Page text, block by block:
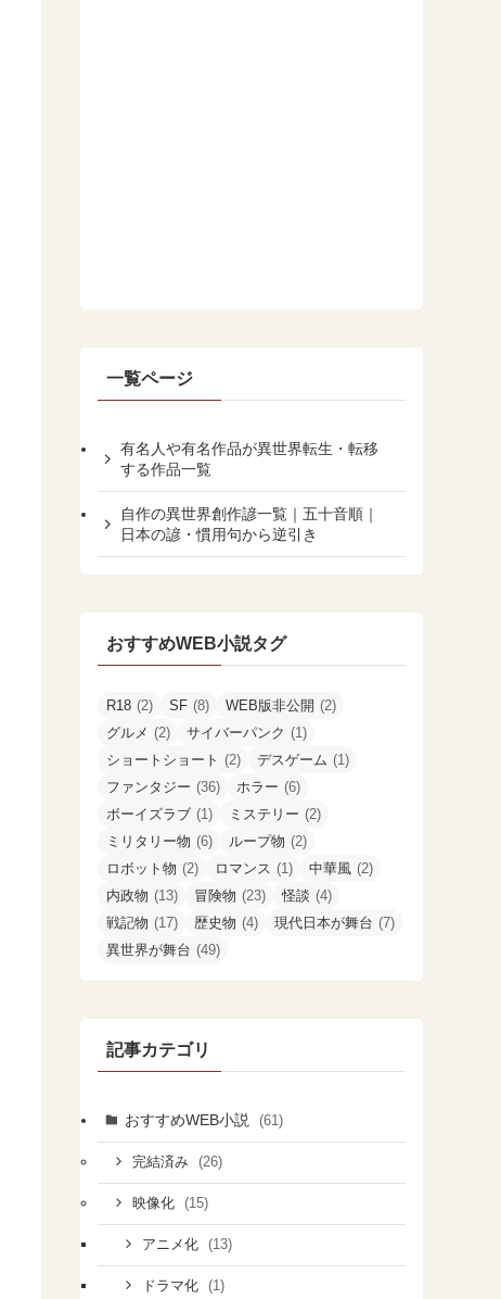
一覧ページ
有名人や有名作品が異世界転生・転移
する作品一覧
自作の異世界創作諺一覧｜五十音順｜
日本の諺・慣用句から逆引き
おすすめWEB小説タグ
R18 (2) SF (8) WEB版非公開 (2)
グルメ (2) サイバーパンク (1)
ショートショート (2) デスゲーム (1)
ファンタジー (36) ホラー (6)
ボーイズラブ (1) ミステリー (2)
ミリタリー物 (6) ループ物 (2)
ロボット物 (2) ロマンス (1) 中華風 (2)
内政物 (13) 冒険物 (23) 怪談 (4)
戦記物 (17) 歴史物 (4) 現代日本が舞台 (7)
異世界が舞台 (49)
記事カテゴリ
おすすめWEB小説 (61)
完結済み (26)
映像化 (15)
アニメ化 (13)
ドラマ化 (1)